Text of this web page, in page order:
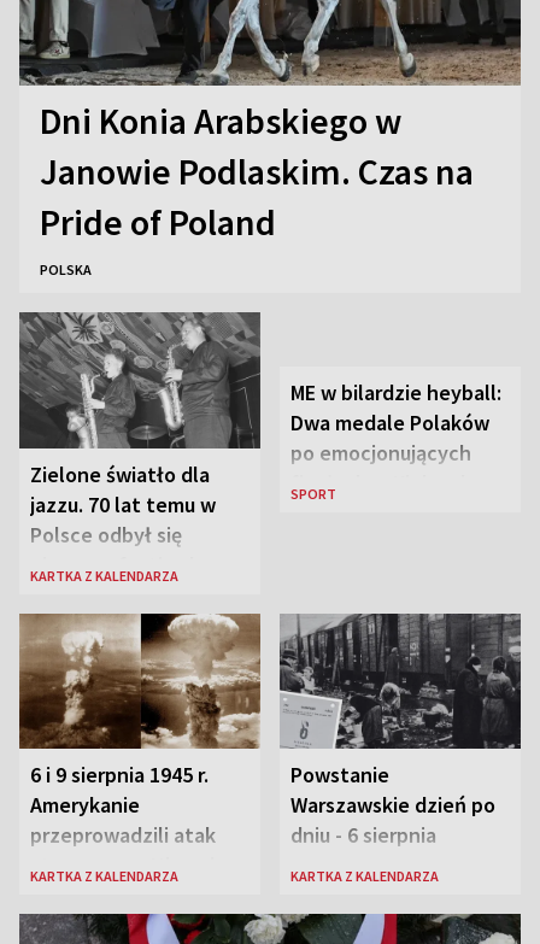
Dni Konia Arabskiego w
Janowie Podlaskim. Czas na
Pride of Poland
POLSKA
Zielone światło dla
jazzu. 70 lat temu w
Polsce odbył się
pierwszy festiwal
KARTKA Z KALENDARZA
ME w bilardzie heyball:
Dwa medale Polaków
po emocjonujących
finałach w Kielcach
SPORT
6 i 9 sierpnia 1945 r.
Amerykanie
przeprowadzili atak
atomowy na Hiroszimę
KARTKA Z KALENDARZA
Powstanie
Warszawskie dzień po
dniu - 6 sierpnia
KARTKA Z KALENDARZA